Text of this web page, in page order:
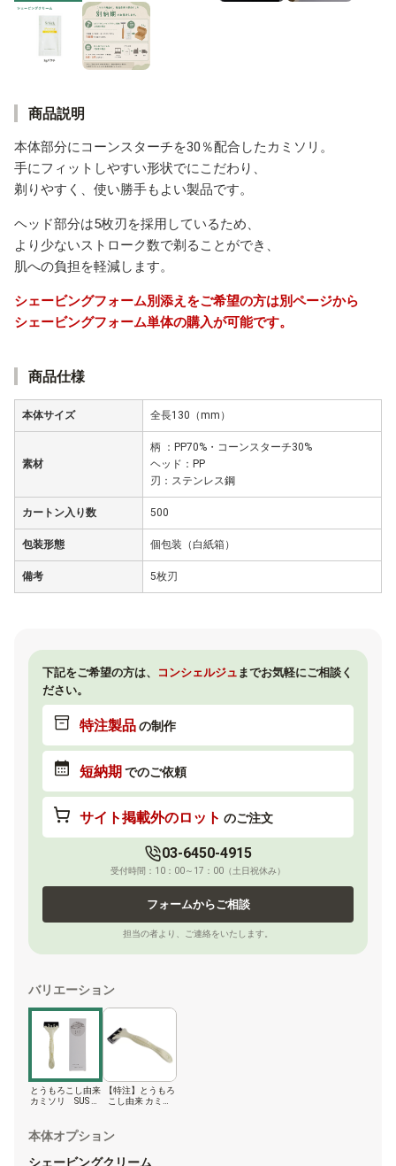
商品説明
本体部分にコーンスターチを30％配合したカミソリ。
手にフィットしやすい形状でにこだわり、
剃りやすく、使い勝手もよい製品です。
ヘッド部分は5枚刃を採用しているため、
より少ないストローク数で剃ることができ、
肌への負担を軽減します。
シェービングフォーム別添えをご希望の方は別ページから
シェービングフォーム単体の購入が可能です。
商品仕様
本体サイズ 全長130（mm）
素材
柄 ：PP70%・コーンスターチ30%
ヘッド：PP
刃：ステンレス鋼
カートン入り数 500
包装形態 個包装（白紙箱）
備考 5枚刃
下記をご希望の方は、 コンシェルジュ までお気軽にご相談く
ださい。
特注製品の制作
短納期 でのご依頼
サイト掲載外のロット のご注文
03-6450-4915
受付時間：10：00～17：00（土日祝休み）
フォームからご相談
担当の者より、ご連絡をいたします。
バリエーション
とうもろこし由来
カミソリ SUS Co
【特注】とうもろ
こし由来 カミソ
本体オプション
シェービングクリーム